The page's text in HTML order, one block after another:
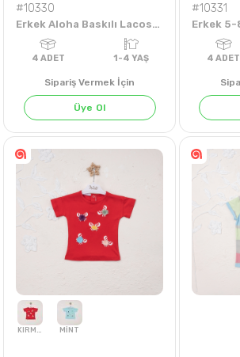
#10330
Erkek Aloha Baskılı Lacoste 1-4 Yaş Tişört
ADET 1-4 YAŞ
Sipariş Vermek İçin
Üye Ol
#10331
4